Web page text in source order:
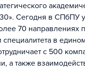
Сегодня в СПбПУ
70 направлениях
специалитета в
с 500
а также